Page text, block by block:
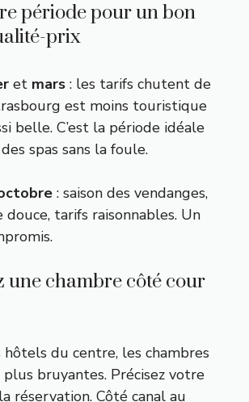
période pour un bon
prix
et mars : les tarifs chutent de
est moins touristique
belle. C’est la période idéale
spas sans la foule.
: saison des vendanges,
douce, tarifs raisonnables. Un
une chambre côté cour
hôtels du centre, les chambres
bruyantes. Précisez votre
réservation. Côté canal au